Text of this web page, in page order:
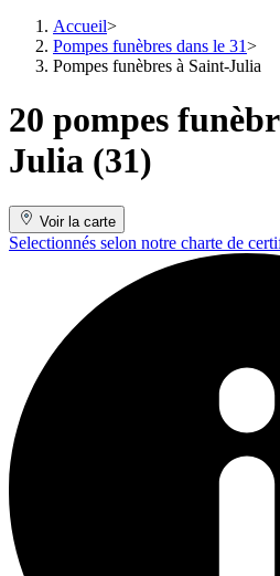
Accueil
Pompes funèbres dans le 31
Pompes funèbres à Saint-Julia
20 pompes
Julia (31)
Voir la carte
Selectionnés selon notre charte de